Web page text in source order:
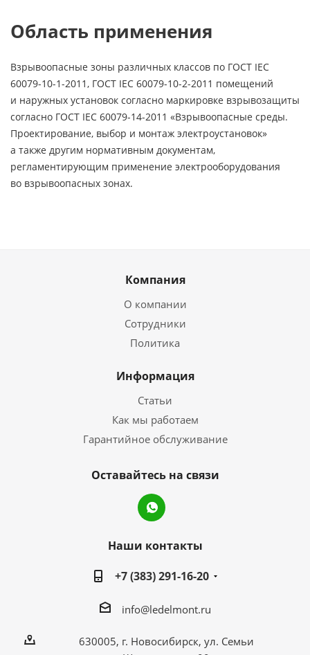
Область применения
Взрывоопасные зоны различных классов по ГОСТ IEC
60079-10-1-2011, ГОСТ IEC 60079-10-2-2011 помещений
и наружных установок согласно маркировке взрывозащиты
согласно ГОСТ IEC 60079-14-2011 «Взрывоопасные среды.
Проектирование, выбор и монтаж электроустановок»
а также другим нормативным документам,
регламентирующим применение электрооборудования
во взрывоопасных зонах.
Компания
О компании
Сотрудники
Политика
Информация
Статьи
Как мы работаем
Гарантийное обслуживание
Оставайтесь на связи
Наши контакты
+7 (383) 291-16-20
info@ledelmont.ru
630005, г. Новосибирск, ул. Семьи